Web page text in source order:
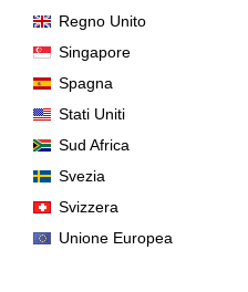
Regno Unito
Singapore
Spagna
Stati Uniti
Sud Africa
Svezia
Svizzera
Unione Europea